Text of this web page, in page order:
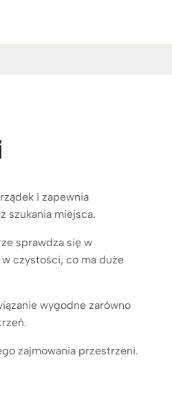
i zapewnia
szukania miejsca.
sprawdza się w
czystości, co ma duże
wygodne zarówno
zajmowania przestrzeni.